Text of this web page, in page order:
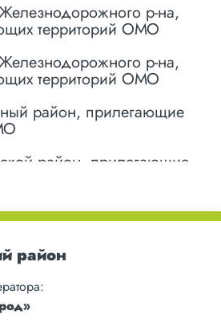
р-на,
территорий ОМО
р-на,
территорий ОМО
район, прилегающие
район, прилегающие
район